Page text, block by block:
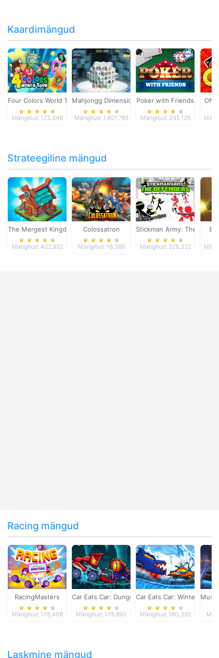
Kaardimängud
Four Colors World Tour
Mängitud: 173,646
Mahjongg Dimensions
Mängitud: 1,801,785
Poker with Friends
Mängitud: 245,126
Strateegiline mängud
The Mergest Kingdom
Mängitud: 422,922
Colossatron
Mängitud: 16,366
Stickman Army: The
Mängitud: 228,322
Racing mängud
RacingMasters
Mängitud: 178,408
Car Eats Car: Dungeon Adventure
Mängitud: 178,893
Car Eats Car: Winter
Mängitud: 180,382
Laskmine mängud